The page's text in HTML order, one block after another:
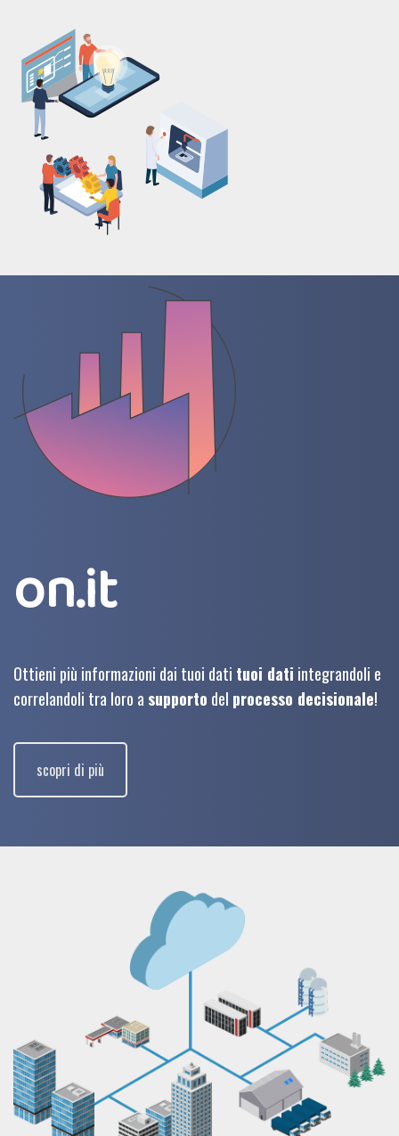
on.it
Ottieni più informazioni dai tuoi dati tuoi dati integrandoli e
correlandoli tra loro a supporto del processo decisionale!
scopri di più